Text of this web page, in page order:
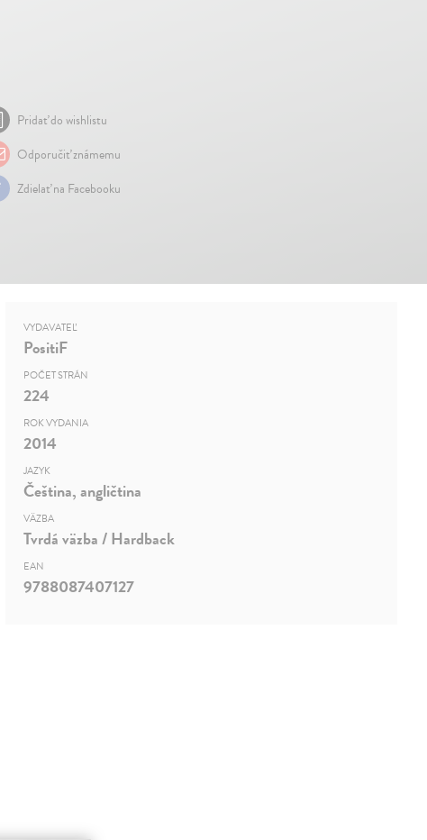
Pridať do wishlistu
Odporučiť známemu
Zdielať na Facebooku
VYDAVATEĽ
PositiF
POČET STRÁN
224
ROK VYDANIA
2014
JAZYK
Čeština, angličtina
VÄZBA
Tvrdá väzba / Hardback
EAN
9788087407127